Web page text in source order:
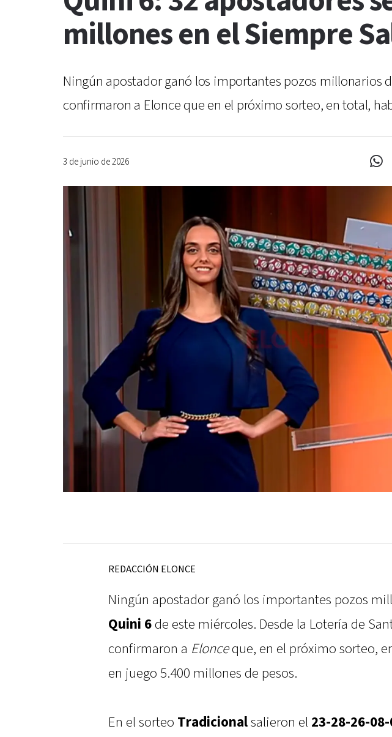
millones en el Siempre
Ningún apostador ganó los importantes pozos millonarios
confirmaron a Elonce que en el próximo sorteo, en total,
3 de junio de 2026
REDACCIÓN ELONCE
Ningún apostador ganó los importantes pozos
Quini 6de este miércoles. Desde la Lotería de
confirmaron a Elonceque, en el próximo sorteo,
en juego 5.400 millones de pesos.
En el sorteo Tradicionalsalieron el 23-28-26-